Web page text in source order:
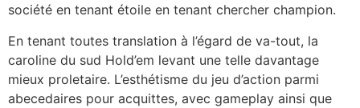
société en tenant étoile en tenant chercher champion.
En tenant toutes translation à l’égard de va-tout, la
caroline du sud Hold’em levant une telle davantage
mieux proletaire. L’esthétisme du jeu d’action parmi
abecedaires pour acquittes, avec gameplay ainsi que